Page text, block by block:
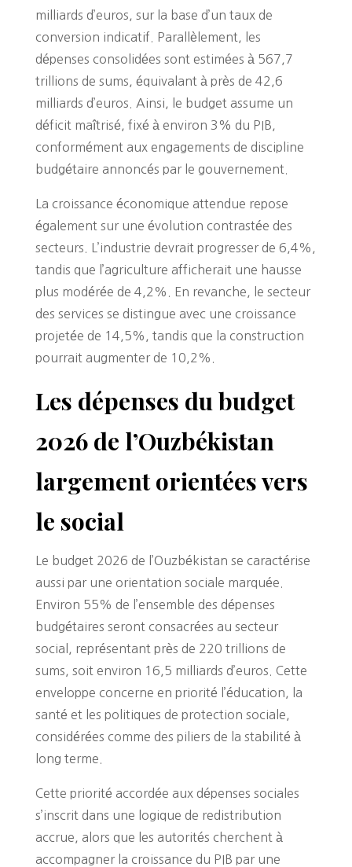
milliards d’euros, sur la base d’un taux de
conversion indicatif. Parallèlement, les
dépenses consolidées sont estimées à 567,7
trillions de sums, équivalant à près de 42,6
milliards d’euros. Ainsi, le budget assume un
déficit maîtrisé, fixé à environ 3% du PIB,
conformément aux engagements de discipline
budgétaire annoncés par le gouvernement.
La croissance économique attendue repose
également sur une évolution contrastée des
secteurs. L’industrie devrait progresser de 6,4%,
tandis que l’agriculture afficherait une hausse
plus modérée de 4,2%. En revanche, le secteur
des services se distingue avec une croissance
projetée de 14,5%, tandis que la construction
pourrait augmenter de 10,2%.
Les dépenses du budget
2026 de l’Ouzbékistan
largement orientées vers
le social
Le budget 2026 de l’Ouzbékistan se caractérise
aussi par une orientation sociale marquée.
Environ 55% de l’ensemble des dépenses
budgétaires seront consacrées au secteur
social, représentant près de 220 trillions de
sums, soit environ 16,5 milliards d’euros. Cette
enveloppe concerne en priorité l’éducation, la
santé et les politiques de protection sociale,
considérées comme des piliers de la stabilité à
long terme.
Cette priorité accordée aux dépenses sociales
s’inscrit dans une logique de redistribution
accrue, alors que les autorités cherchent à
accompagner la croissance du PIB par une